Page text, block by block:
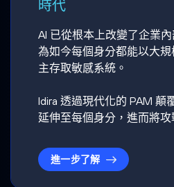
時代
AI 已從根本上改變了企業
為如今每個身分都能以大
主存取敏感系統。
Idira 透過現代化的 PAM 顛
延伸至每個身分，進而將攻
進一步了解